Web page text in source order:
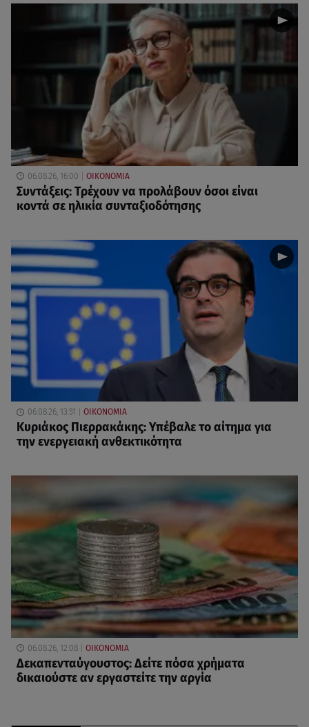
06.08.26, 16:00 ΟΙΚΟΝΟΜΙΑ
Συντάξεις: Τρέχουν να προλάβουν όσοι είναι
κοντά σε ηλικία συνταξιοδότησης
06.08.26, 13:51 ΟΙΚΟΝΟΜΙΑ
Κυριάκος Πιερρακάκης: Υπέβαλε το αίτημα για
την ενεργειακή ανθεκτικότητα
06.08.26, 12:08 ΟΙΚΟΝΟΜΙΑ
Δεκαπενταύγουστος: Δείτε πόσα χρήματα
δικαιούστε αν εργαστείτε την αργία